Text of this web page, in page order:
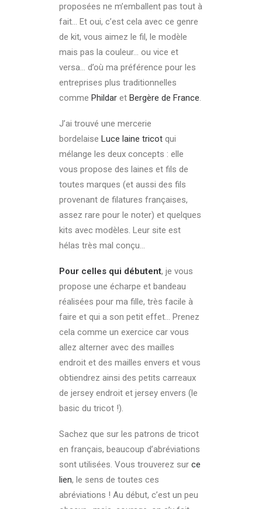
proposées ne m’emballent pas tout à
fait… Et oui, c’est cela avec ce genre
de kit, vous aimez le fil, le modèle
mais pas la couleur… ou vice et
versa… d’où ma préférence pour les
entreprises plus traditionnelles
comme Phildar et Bergère de France
J’ai trouvé une mercerie
bordelaise Luce laine tricot qui
mélange les deux concepts : elle
vous propose des laines et fils de
toutes marques (et aussi des fils
provenant de filatures françaises,
assez rare pour le noter) et quelques
kits avec modèles. Leur site est
hélas très mal conçu…
Pour celles qui débutent, je vous
propose une écharpe et bandeau
réalisées pour ma fille, très facile à
faire et qui a son petit effet… Prenez
cela comme un exercice car vous
allez alterner avec des mailles
endroit et des mailles envers et vous
obtiendrez ainsi des petits carreaux
de jersey endroit et jersey envers (le
basic du tricot !).
Sachez que sur les patrons de tricot
en français, beaucoup d’abréviations
sont utilisées. Vous trouverez sur ce
lien, le sens de toutes ces
abréviations ! Au début, c’est un peu